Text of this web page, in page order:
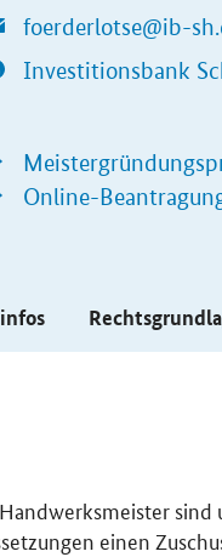
foerderlotse@ib-
Investitionsbank
Online-
einen